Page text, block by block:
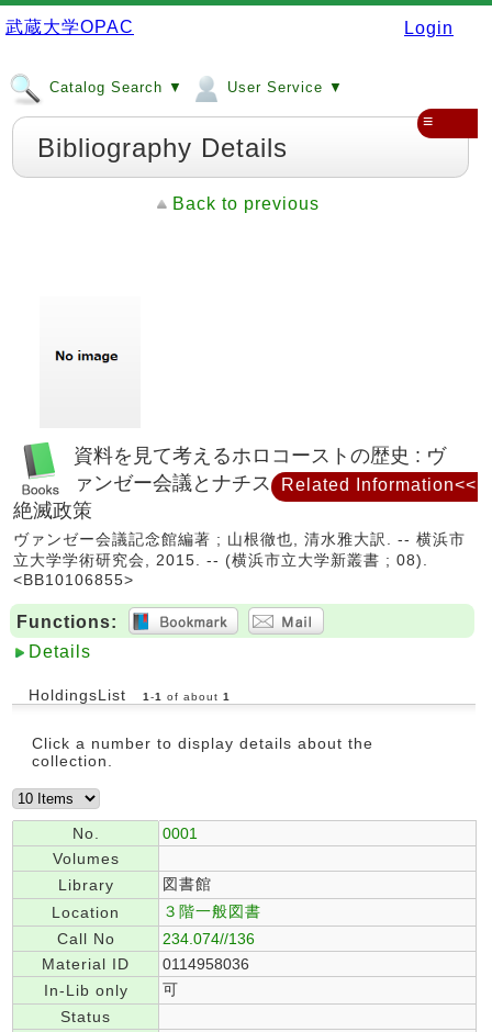
武蔵大学OPAC Login
Catalog Search ▼ User Service ▼
≡
Bibliography Details
Back to previous
資料を見て考えるホロコーストの歴史 : ヴ
ァンゼー会議とナチス・ドイツのユダヤ人
絶滅政策
ヴァンゼー会議記念館編著 ; 山根徹也, 清水雅大訳. -- 横浜市
立大学学術研究会, 2015. -- (横浜市立大学新叢書 ; 08).
<BB10106855>
Functions:
Details
HoldingsList 1 -1 of about 1
Click a number to display details about the
collection.
No.
0001
Volumes
Library
図書館
Location
３階一般図書
Call No
234.074//136
Material ID
0114958036
In-Lib only
可
Status
Related Information<<